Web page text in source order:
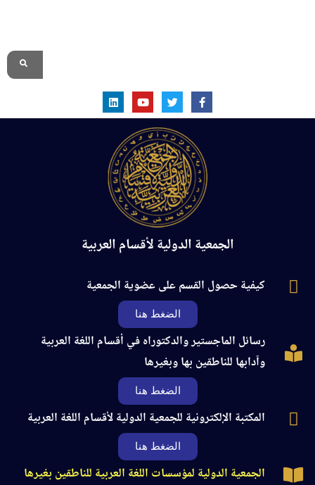
الجمعية الدولية لأقسام العربية
كيفية حصول القسم على عضوية الجمعية
الضغط هنا
رسائل الماجستير والدكتوراه في أقسام اللغة العربية
وآدابها للناطقين بها وبغيرها
الضغط هنا
المكتبة الإلكترونية للجمعية الدولية لأقسام اللغة العربية
الضغط هنا
الجمعية الدولية لمؤسسات اللغة العربية للناطقين بغيرها